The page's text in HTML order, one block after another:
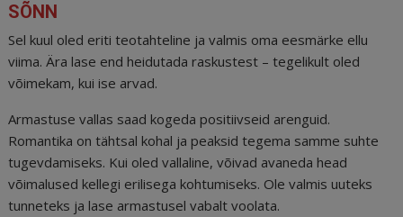
SÕNN
Sel kuul oled eriti teotahteline ja valmis oma eesmärke ellu
viima. Ära lase end heidutada raskustest – tegelikult oled
võimekam, kui ise arvad.
Armastuse vallas saad kogeda positiivseid arenguid.
Romantika on tähtsal kohal ja peaksid tegema samme suhte
tugevdamiseks. Kui oled vallaline, võivad avaneda head
võimalused kellegi erilisega kohtumiseks. Ole valmis uuteks
tunneteks ja lase armastusel vabalt voolata.